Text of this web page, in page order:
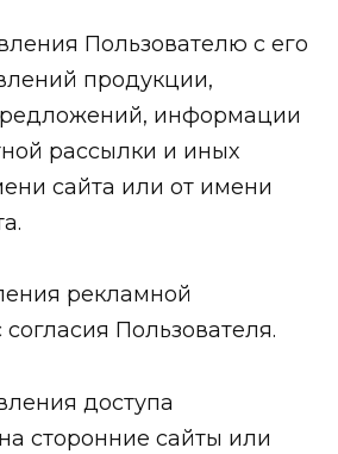
Пользователю с его
продукции,
информации
рассылки и иных
сайта или от имени
рекламной
Пользователя.
доступа
сторонние сайты или